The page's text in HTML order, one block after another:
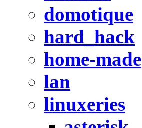
domotique
hard_hack
home-made
lan
linuxeries